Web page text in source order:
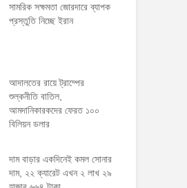
সামরিক সক্ষমতা জোরদারে ব্যাপক
প্রস্তুতি নিচ্ছে ইরান
আদালতের রায়ে ট্রাম্পের
শুল্কনীতি বাতিল,
আমদানিকারকদের ফেরত ১০০
বিলিয়ন ডলার
দাম বাড়ার একদিনেই কমল সোনার
দাম, ২২ ক্যারেট এখন ২ লাখ ২৯